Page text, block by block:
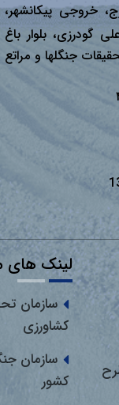
خروجی پیكانشهر،
گودرزی، بلوار باغ
جنگلها و مراتع
لینک های
سازمان
کشاورزی
سازمان
کشور